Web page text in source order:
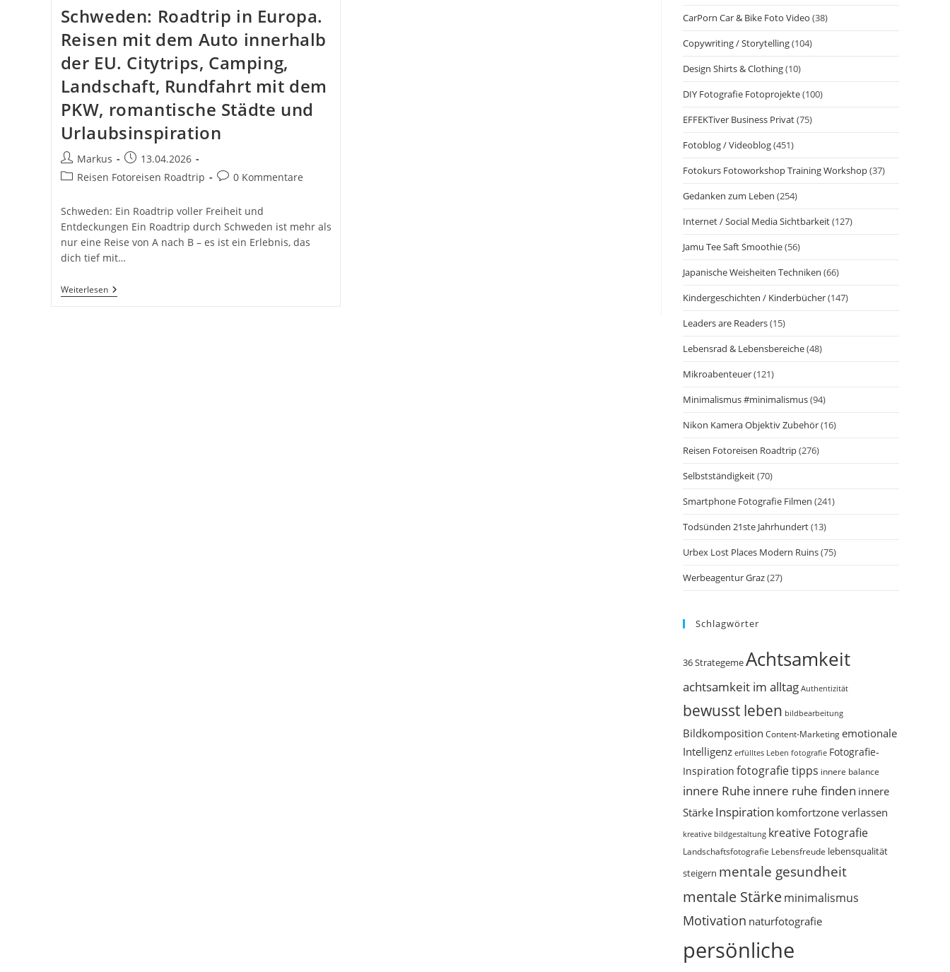
Schweden: Roadtrip in Europa.
Reisen mit dem Auto innerhalb
der EU. Citytrips, Camping,
Landschaft, Rundfahrt mit dem
PKW, romantische Städte und
Urlaubsinspiration
Beitrags-
Autor:
Markus
Beitrag
veröffentlicht:
13.04.2026
Beitrags-
Reisen Fotoreisen Roadtrip
Beitrags-
0 Kommentare
Schweden: Ein Roadtrip voller Freiheit und
Entdeckungen Ein Roadtrip durch Schweden ist mehr als
nur eine Reise von A nach B – es ist ein Erlebnis, das
dich tief mit…
WeiterlesenSchweden:
Roadtrip
CarPorn Car & Bike Foto Video (38)
Copywriting / Storytelling(104)
Design Shirts & Clothing(10)
DIY Fotografie Fotoprojekte(100)
EFFEKTiver Business Privat(75)
Fotoblog / Videoblog(451)
Fotokurs Fotoworkshop Training Workshop(37)
Gedanken zum Leben (254)
Internet / Social Media Sichtbarkeit(127)
Jamu Tee Saft Smoothie(56)
Japanische Weisheiten Techniken (66)
Kindergeschichten / Kinderbücher(147)
Leaders are Readers(15)
Lebensrad & Lebensbereiche(48)
Mikroabenteuer(121)
Minimalismus #minimalismus(94)
Nikon Kamera Objektiv Zubehör(16)
Reisen Fotoreisen Roadtrip(276)
Selbstständigkeit(70)
Smartphone Fotografie Filmen (241)
Todsünden 21ste Jahrhundert(13)
Urbex Lost Places Modern Ruins(75)
Werbeagentur Graz(27)
Schlagwörter
36 StrategemeAchtsamkeit
achtsamkeit im alltag Authentizität
bewusst leben bildbearbeitung
Bildkomposition Content-Marketingemotionale
Intelligenz erfülltes Leben fotografie Fotografie-
Inspiration fotografie tipps innere balance
innere Ruhe innere ruhe finden innere
Stärke Inspiration komfortzone verlassen
kreative bildgestaltung kreative Fotografie
Landschaftsfotografie Lebensfreude lebensqualität
steigern mentale gesundheit
mentale Stärkeminimalismus
Motivation naturfotografie
persönliche